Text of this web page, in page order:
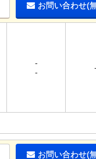
お問い合わせ(
-
-
-
お問い合わせ(